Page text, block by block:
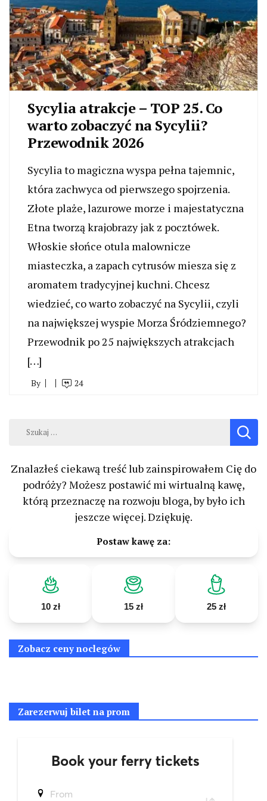
Sycylia atrakcje – TOP 25. Co
warto zobaczyć na Sycylii?
Przewodnik 2026
Sycylia to magiczna wyspa pełna tajemnic,
która zachwyca od pierwszego spojrzenia.
Złote plaże, lazurowe morze i majestatyczna
Etna tworzą krajobrazy jak z pocztówek.
Włoskie słońce otula malownicze
miasteczka, a zapach cytrusów miesza się z
aromatem tradycyjnej kuchni. Chcesz
wiedzieć, co warto zobaczyć na Sycylii, czyli
na największej wyspie Morza Śródziemnego?
Przewodnik po 25 największych atrakcjach
[…]
By 24
Szukaj:
Znalazłeś ciekawą treść lub zainspirowałem Cię do
podróży? Możesz postawić mi wirtualną kawę,
którą przeznaczę na rozwoju bloga, by było ich
jeszcze więcej. Dziękuję.
Postaw kawę za:
10 zł 15 zł 25 zł
Zobacz ceny noclegów
Zarezerwuj bilet na prom